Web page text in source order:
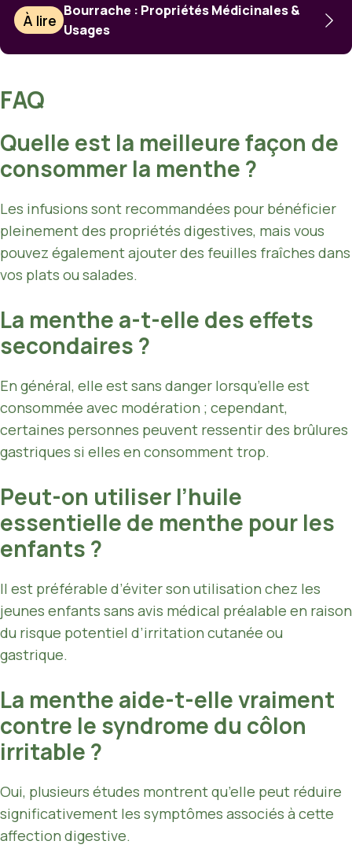
À lire
Bourrache : Propriétés Médicinales &
Usages
FAQ
Quelle est la meilleure façon de
consommer la menthe ?
Les infusions sont recommandées pour bénéficier
pleinement des propriétés digestives, mais vous
pouvez également ajouter des feuilles fraîches dans
vos plats ou salades.
La menthe a-t-elle des effets
secondaires ?
En général, elle est sans danger lorsqu’elle est
consommée avec modération ; cependant,
certaines personnes peuvent ressentir des brûlures
gastriques si elles en consomment trop.
Peut-on utiliser l’huile
essentielle de menthe pour les
enfants ?
Il est préférable d’éviter son utilisation chez les
jeunes enfants sans avis médical préalable en raison
du risque potentiel d’irritation cutanée ou
gastrique.
La menthe aide-t-elle vraiment
contre le syndrome du côlon
irritable ?
Oui, plusieurs études montrent qu’elle peut réduire
significativement les symptômes associés à cette
affection digestive.